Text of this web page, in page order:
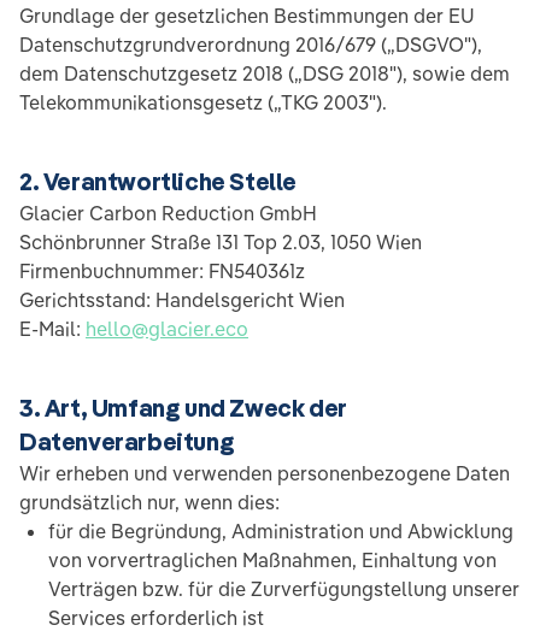
Grundlage der gesetzlichen Bestimmungen der EU
Datenschutzgrundverordnung 2016/679 („DSGVO"),
dem Datenschutzgesetz 2018 („DSG 2018"), sowie dem
Telekommunikationsgesetz („TKG 2003").
2. Verantwortliche Stelle
Glacier Carbon Reduction GmbH
Schönbrunner Straße 131 Top 2.03, 1050 Wien
Firmenbuchnummer: FN540361z
Gerichtsstand: Handelsgericht Wien
E-Mail: hello@glacier.eco
3. Art, Umfang und Zweck der
Datenverarbeitung
Wir erheben und verwenden personenbezogene Daten
grundsätzlich nur, wenn dies:
für die Begründung, Administration und Abwicklung
von vorvertraglichen Maßnahmen, Einhaltung von
Verträgen bzw. für die Zurverfügungstellung unserer
Services erforderlich ist